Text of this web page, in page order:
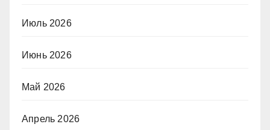
Июль 2026
Июнь 2026
Май 2026
Апрель 2026